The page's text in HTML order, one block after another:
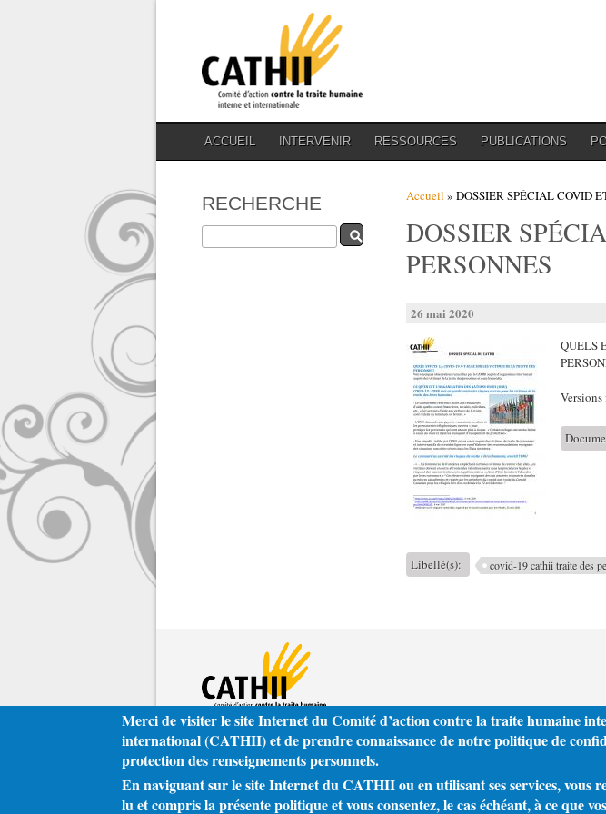
ACCUEIL INTERVENIR RESSOURCES PUBLICATIONS
RECHERCHE
Rechercher
Vous êtes ici
Accueil » DOSSIER SPÉCIAL COVID
DOSSIER
PERSONNES
26 mai 2020
QUELS
Libellé(s): covid-19 cathii traite des
Merci de visiter le site Internet du Comité d’action contre la traite humaine
international (CATHII) et de prendre connaissance de notre politique de
protection des renseignements personnels.
En naviguant sur le site Internet du CATHII ou en utilisant ses services, vous
lu et compris la présente politique et vous consentez, le cas échéant, à ce que